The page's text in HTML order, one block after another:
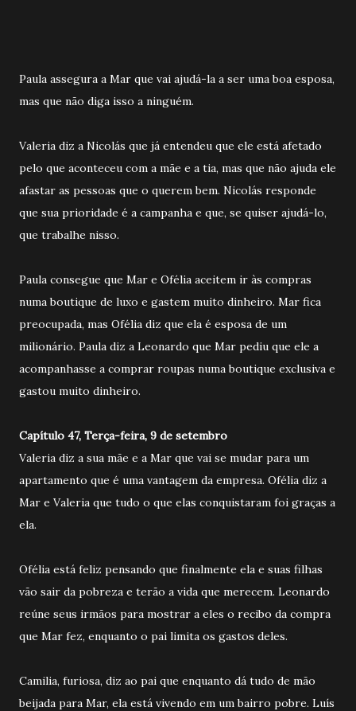
Paula assegura a Mar que vai ajudá-la a ser uma boa esposa,
mas que não diga isso a ninguém.
Valeria diz a Nicolás que já entendeu que ele está afetado
pelo que aconteceu com a mãe e a tia, mas que não ajuda ele
afastar as pessoas que o querem bem. Nicolás responde
que sua prioridade é a campanha e que, se quiser ajudá-lo,
que trabalhe nisso.
Paula consegue que Mar e Ofélia aceitem ir às compras
numa boutique de luxo e gastem muito dinheiro. Mar fica
preocupada, mas Ofélia diz que ela é esposa de um
milionário. Paula diz a Leonardo que Mar pediu que ele a
acompanhasse a comprar roupas numa boutique exclusiva e
gastou muito dinheiro.
Capítulo 47, Terça-feira, 9 de setembro
Valeria diz a sua mãe e a Mar que vai se mudar para um
apartamento que é uma vantagem da empresa. Ofélia diz a
Mar e Valeria que tudo o que elas conquistaram foi graças a
ela.
Ofélia está feliz pensando que finalmente ela e suas filhas
vão sair da pobreza e terão a vida que merecem. Leonardo
reúne seus irmãos para mostrar a eles o recibo da compra
que Mar fez, enquanto o pai limita os gastos deles.
Camilia, furiosa, diz ao pai que enquanto dá tudo de mão
beijada para Mar, ela está vivendo em um bairro pobre. Luís